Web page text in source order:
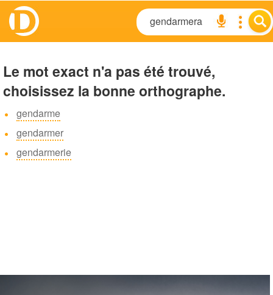
Le mot exact n'a pas été trouvé,
choisissez la bonne orthographe.
gendarme
gendarmer
gendarmerie